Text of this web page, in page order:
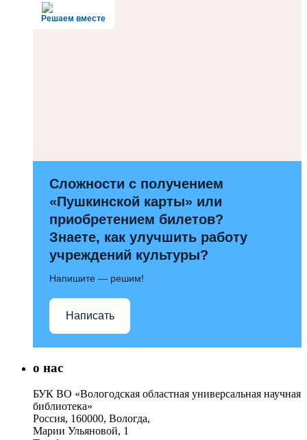
Решаем вместе
Сложности с получением
«Пушкинской карты» или
приобретением билетов?
Знаете, как улучшить работу
учреждений культуры?
Напишите — решим!
Написать
о нас
БУК ВО «Вологодская областная универсальная научная
библиотека»
Россия, 160000, Вологда,
Марии Ульяновой, 1